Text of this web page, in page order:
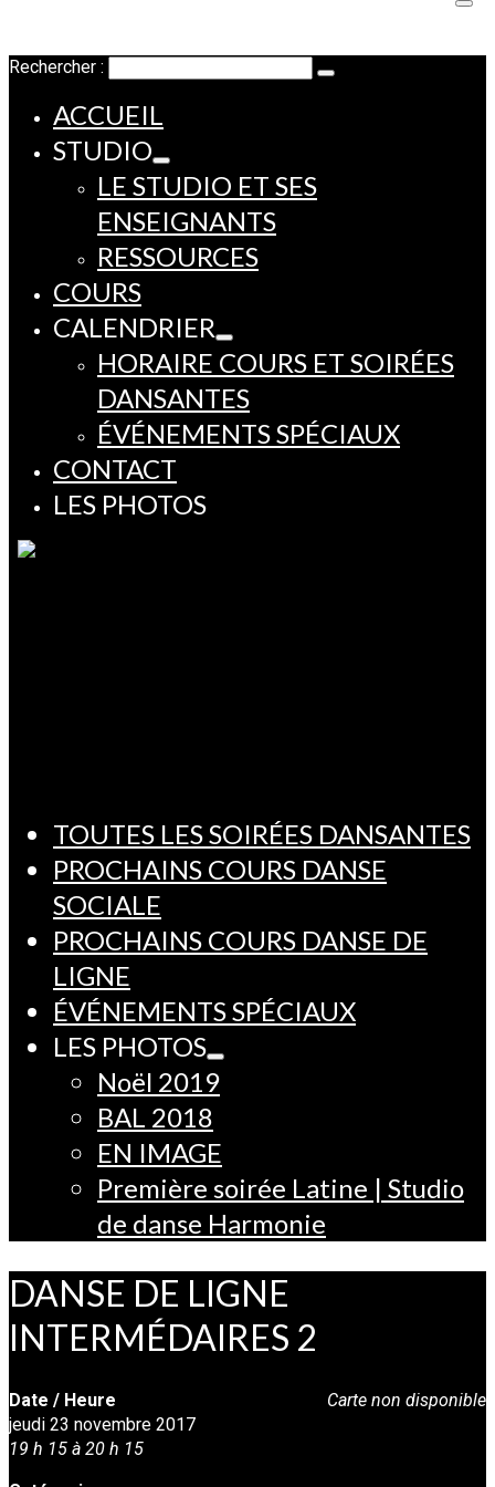
Rechercher :
ACCUEIL
STUDIO
LE STUDIO ET SES
ENSEIGNANTS
RESSOURCES
COURS
CALENDRIER
HORAIRE COURS ET SOIRÉES
DANSANTES
ÉVÉNEMENTS SPÉCIAUX
CONTACT
LES PHOTOS
TOUTES LES SOIRÉES DANSANTES
PROCHAINS COURS DANSE
SOCIALE
PROCHAINS COURS DANSE DE
LIGNE
ÉVÉNEMENTS SPÉCIAUX
LES PHOTOS
Noël 2019
BAL 2018
EN IMAGE
Première soirée Latine | Studio
de danse Harmonie
DANSE DE LIGNE
INTERMÉDAIRES 2
Carte non disponible
Date / Heure
jeudi 23 novembre 2017
19 h 15 à 20 h 15